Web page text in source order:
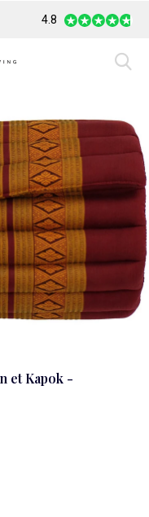
Safe Payment
4.8
et Kapok -